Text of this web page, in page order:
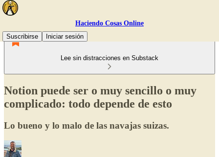
Haciendo Cosas Online
Suscribirse
Iniciar sesión
Lee sin distracciones en Substack
Notion puede ser o muy sencillo o muy
complicado: todo depende de esto
Lo bueno y lo malo de las navajas suizas.